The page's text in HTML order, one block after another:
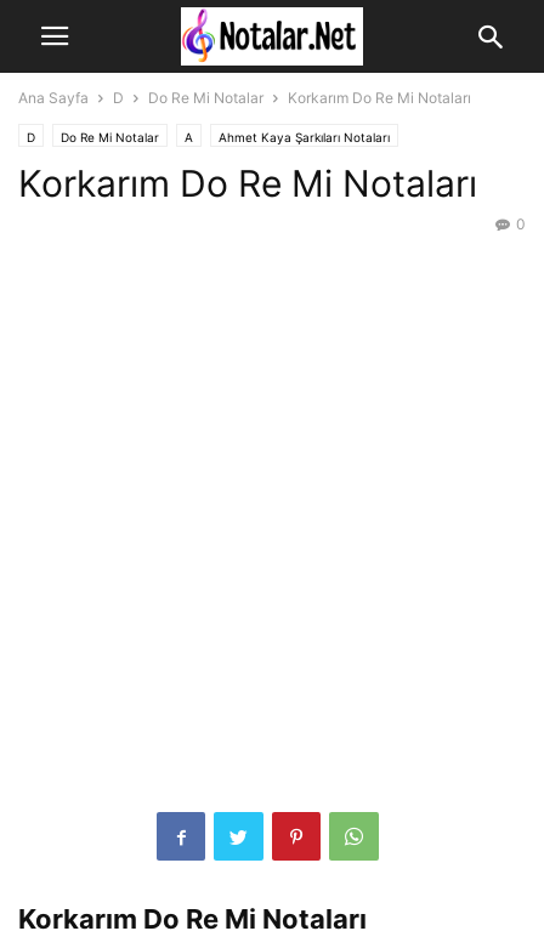
Ana Sayfa D Do Re Mi Notalar Korkarım Do Re Mi Notaları
D Do Re Mi Notalar A Ahmet Kaya Şarkıları Notaları
Korkarım Do Re Mi Notaları
0
Korkarım Do Re Mi Notaları